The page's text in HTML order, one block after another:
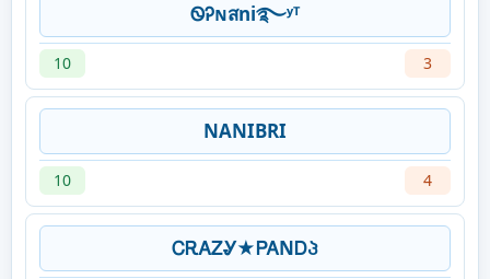
ᏫᎮɴสni࿐ʸᵀ
10 3
NANIBRI
10 4
ᏟᎡᎪᏃᎽ★ᏢᎪΝᎠႮ